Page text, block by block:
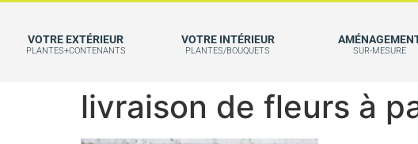
VOTRE EXTÉRIEUR
PLANTES+CONTENANTS
VOTRE INTÉRIEUR
PLANTES/BOUQUETS SUR-MESURE
livraison de fleurs à